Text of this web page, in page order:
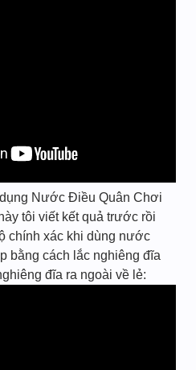
Nước Điều Quân Chơi
tôi viết kết quả trước rồi
chính xác khi dùng nước
bằng cách lắc nghiêng đĩa
đĩa ra ngoài về lẻ: